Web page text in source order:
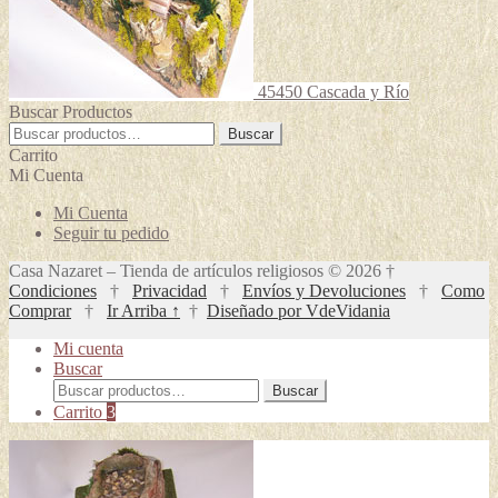
45450 Cascada y Río
Buscar Productos
Buscar
por:
Buscar
Carrito
Mi Cuenta
Mi Cuenta
Seguir tu pedido
Casa Nazaret – Tienda de artículos religiosos © 2026 †
Condiciones † Privacidad † Envíos y Devoluciones † Como
Comprar† Ir Arriba ↑ † Diseñado por VdeVidania
Mi cuenta
Buscar
Buscar
por:
Buscar
Carrito 3